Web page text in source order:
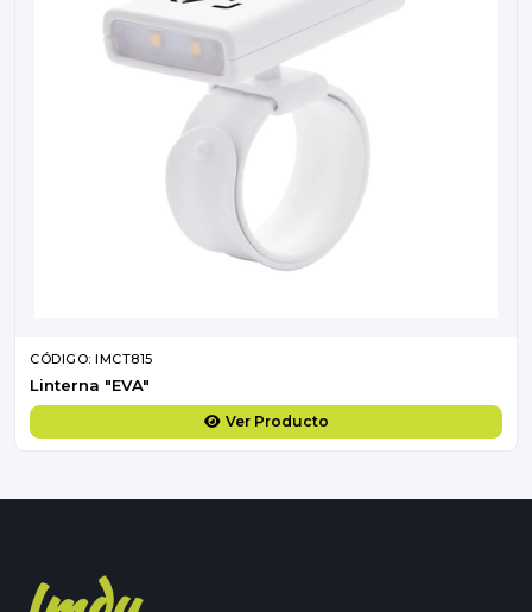
CÓDIGO: IMCT815
Linterna "EVA"
Ver Producto